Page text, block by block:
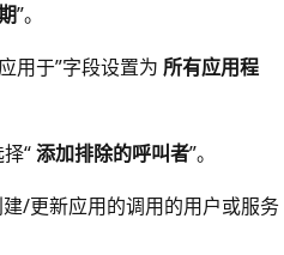
”。
用于”字段设置为 所有应用程
“添加排除的呼叫者”。
/更新应用的调用的用户或服务